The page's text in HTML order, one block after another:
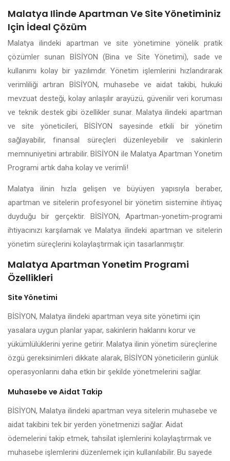
Malatya Ilinde Apartman Ve Site Yönetiminiz
Için İdeal Çözüm
Malatya ilindeki apartman ve site yönetimine yönelik pratik
çözümler sunan BİSİYON (Bina ve Site Yönetimi), sade ve
kullanımı kolay bir yazılımdır. Yönetim işlemlerini hızlandırarak
verimliliği artıran BİSİYON, muhasebe ve aidat takibi, hukuki
mevzuat desteği, kolay anlaşılır arayüzü, güvenilir veri koruması
ve teknik destek gibi özellikler sunar. Malatya ilindeki apartman
ve site yöneticileri, BİSİYON sayesinde etkili bir yönetim
sağlayabilir, finansal süreçleri düzenleyebilir ve sakinlerin
memnuniyetini artırabilir. BİSİYON ile Malatya Apartman Yonetim
Programi artık daha kolay ve verimli!
Malatya ilinin hızla gelişen ve büyüyen yapısıyla beraber,
apartman ve sitelerin profesyonel bir yönetim sistemine ihtiyaç
duyduğu bir gerçektir. BİSİYON, Apartman-yonetim-programi
ihtiyacınızı karşılamak ve Malatya ilindeki apartman ve sitelerin
yönetim süreçlerini kolaylaştırmak için tasarlanmıştır.
Malatya Apartman Yonetim Programi
Özellikleri
Site Yönetimi
BİSİYON, Malatya ilindeki apartman veya site yönetimi için
yasalara uygun planlar yapar, sakinlerin haklarını korur ve
yükümlülüklerini yerine getirir. Malatya ilinin yönetim süreçlerine
özgü gereksinimleri dikkate alarak, BİSİYON yöneticilerin günlük
operasyonlarını daha etkin bir şekilde yönetmelerini sağlar.
Muhasebe ve Aidat Takip
BİSİYON, Malatya ilindeki apartman veya sitelerin muhasebe ve
aidat takibini tek bir yerden yönetmenizi sağlar. Aidat
ödemelerini takip etmek, tahsilat işlemlerini kolaylaştırmak ve
muhasebe işlemlerini düzenlemek için kullanılabilir. Bu sayede